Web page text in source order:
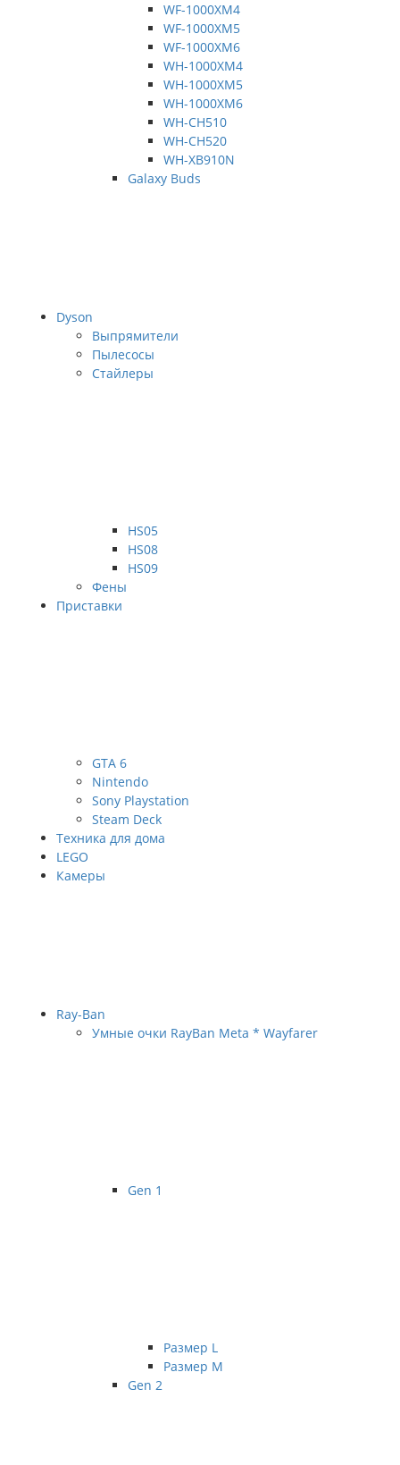
WF-1000XM4
WF-1000XM5
WF-1000XM6
WH-1000XM4
WH-1000XM5
WH-1000XM6
WH-CH510
WH-CH520
WH-XB910N
Galaxy Buds
Dyson
Выпрямители
Пылесосы
Стайлеры
HS05
HS08
HS09
Фены
Приставки
GTA 6
Nintendo
Sony Playstation
Steam Deck
Техника для дома
LEGO
Камеры
Ray-Ban
Умные очки RayBan Meta * Wayfarer
Gen 1
Размер L
Размер М
Gen 2